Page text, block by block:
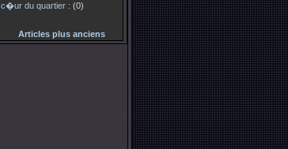
c�ur du quartier : (0)
Articles plus anciens